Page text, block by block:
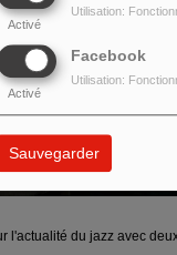
Activé
Utilisation:
Facebook
Activé
Utilisation:
Sauvegarder
l'actualité du jazz avec